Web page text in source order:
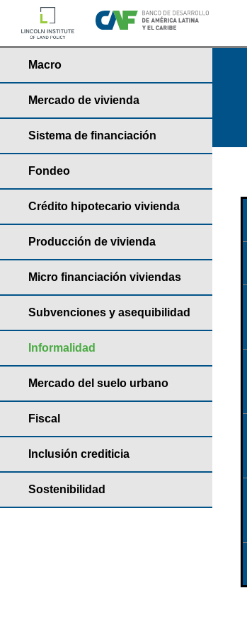
Macro
Mercado de vivienda
Sistema de financiación
Fondeo
Crédito hipotecario vivienda
Producción de vivienda
Micro financiación viviendas
Subvenciones y asequibilidad
Informalidad
Mercado del suelo urbano
Fiscal
Inclusión crediticia
Sostenibilidad